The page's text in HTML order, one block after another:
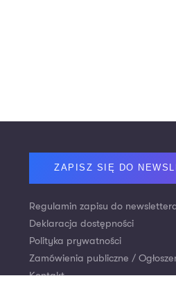
Footer
ZAPISZ SIĘ DO
Regulamin zapisu do
Deklaracja dostępności
Polityka prywatności
Zamówienia publiczne /
Kontakt